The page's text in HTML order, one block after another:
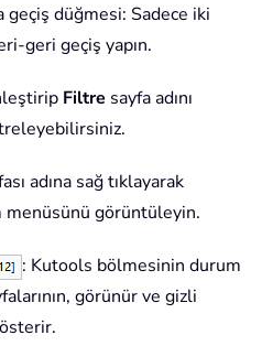
geçiş düğmesi: Sadece iki
geri geçiş yapın.
Filtre sayfa adını
adına sağ tıklayarak
menüsünü görüntüleyin.
: Kutools bölmesinin durum
görünür ve gizli